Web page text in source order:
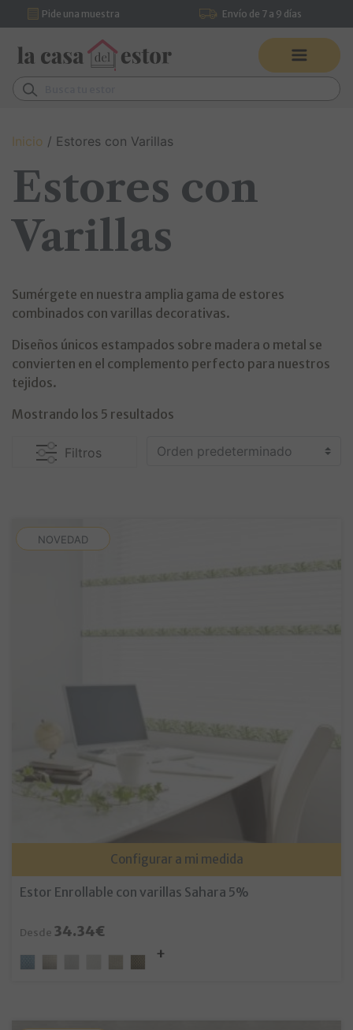
Pide una muestra Envío de 7 a 9 días
Pídenos asesoramiento por
Saltar al contenido
Navegación principal
Buscar:
Inicio / Estores con Varillas
Estores con
Varillas
Sumérgete en nuestra amplia gama de estores
combinados con varillas decorativas.
Diseños únicos estampados sobre madera o metal se
convierten en el complemento perfecto para nuestros
tejidos.
Mostrando los 5 resultados
Filtros
NOVEDAD
Configurar a mi medida
Estor Enrollable con varillas Sahara 5%
Desde 34.34€